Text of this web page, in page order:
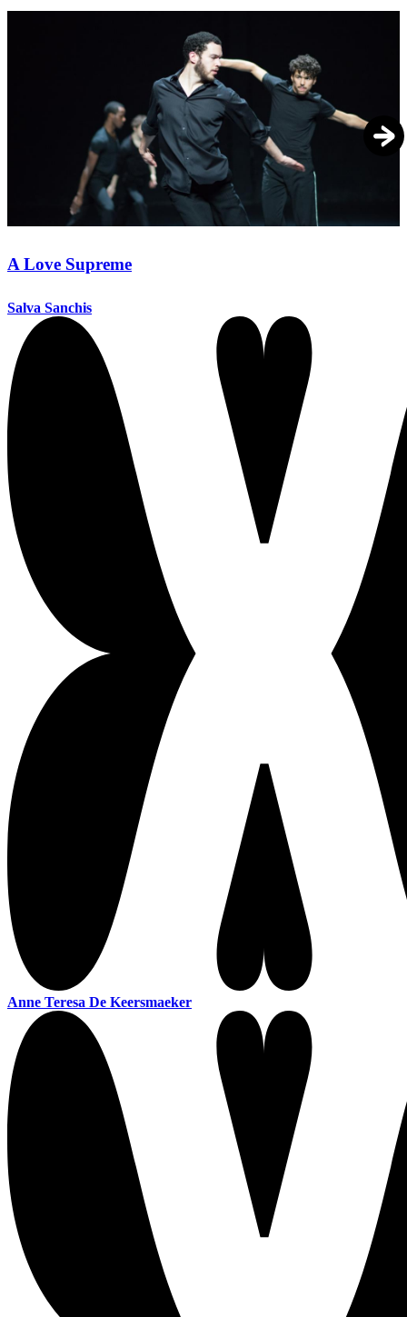
A Love Supreme
Salva Sanchis
Anne Teresa De Keersmaeker